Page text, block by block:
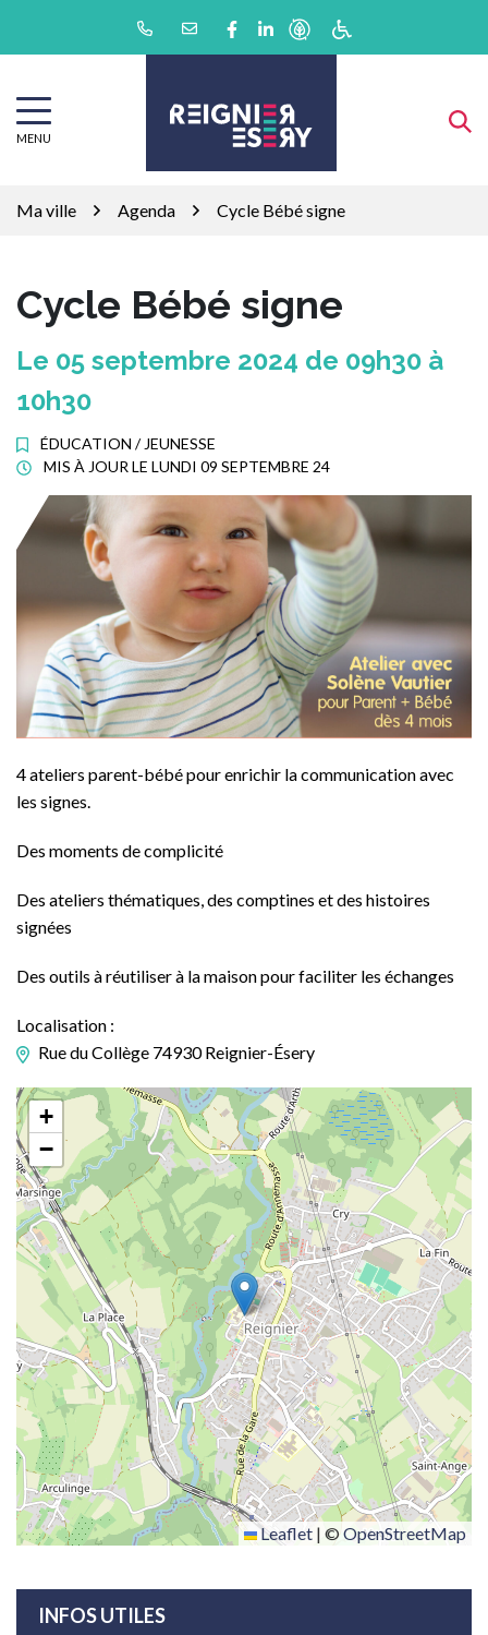
Lien vers le compte Facebook
Lien vers le compte Linkedin
MENU
Ma ville Agenda Cycle Bébé signe
Cycle Bébé signe
Le 05 septembre 2024 de 09h30 à
10h30
ÉDUCATION / JEUNESSE
MIS À JOUR LE LUNDI 09 SEPTEMBRE 24
4 ateliers parent-bébé pour enrichir la communication avec
les signes.
Des moments de complicité
Des ateliers thématiques, des comptines et des histoires
signées
Des outils à réutiliser à la maison pour faciliter les échanges
Localisation :
Rue du Collège 74930 Reignier-Ésery
+
−
Leaflet | ©OpenStreetMap
INFOS UTILES